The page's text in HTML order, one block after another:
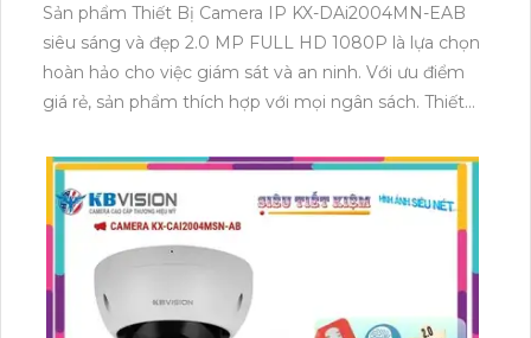
Sản phẩm Thiết Bị Camera IP KX-DAi2004MN-EAB
siêu sáng và đẹp 2.0 MP FULL HD 1080P là lựa chọn
hoàn hảo cho việc giám sát và an ninh. Với ưu điểm
giá rẻ, sản phẩm thích hợp với mọi ngân sách. Thiết
mạnh mẽ hơn Sony STARVIS CMOS, mang lại hình
ảnh trung thực và rõ ràng. Hơn nữa, truyền hình ảnh
chất lượng trên nền tảng IP giúp dễ dàng kết nối và
điều khiển từ xa. Với thiết kế đẹp và chất lượng, đây là
sự lựa chọn tuyệt vời cho hệ thống giám sát cá nhân
hoặc doanh nghiệp.